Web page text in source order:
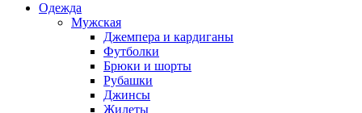
Одежда
Мужская
Джемпера и кардиганы
Футболки
Брюки и шорты
Рубашки
Джинсы
Жилеты